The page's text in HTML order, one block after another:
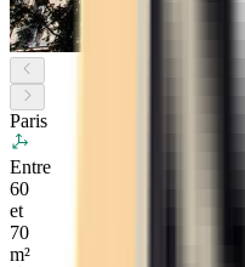
Paris
Entre
60
et
70
m²